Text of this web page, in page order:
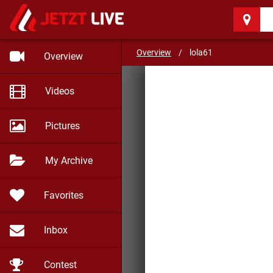
Overview
Videos
Pictures
My Archive
Favorites
Inbox
Contest
Overview / lola61
Einfach leben und